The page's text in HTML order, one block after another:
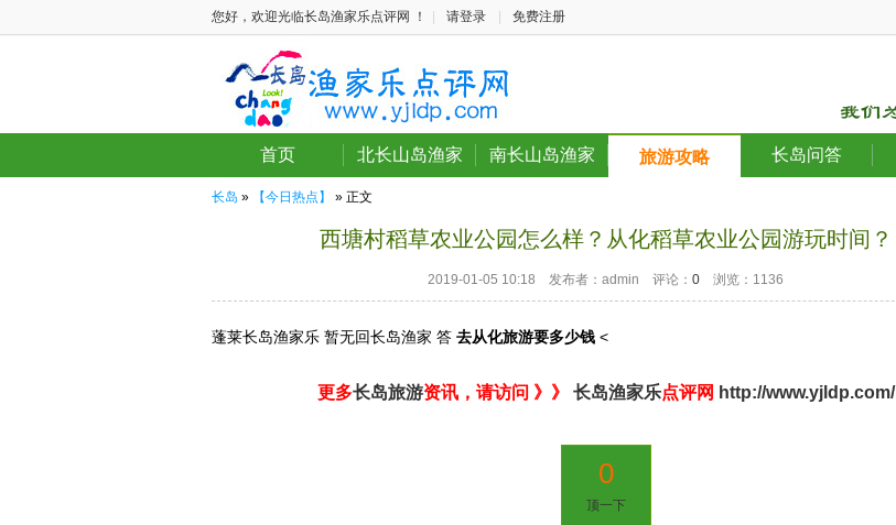
您好，欢迎光临长岛渔家乐点评网 ！ 请登录 免费注册
首页 北长山岛渔家 南长山岛渔家 旅游攻略 长岛问答
长岛 » 【今日热点】 » 正文
西塘村稻草农业公园怎么样？从化稻草农业公园游玩时间？
2019-01-05 10:18 发布者：admin 评论： 0 浏览：1136
蓬莱长岛渔家乐 暂无回长岛渔家 答 去从化旅游要多少钱 <
更多长岛旅游资讯，请访问 》》 长岛渔家乐点评网 http://www.yjldp.com/
0
顶一下